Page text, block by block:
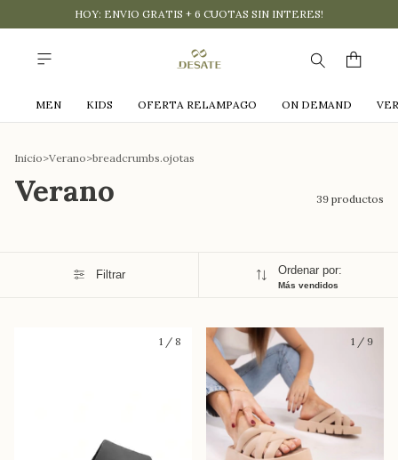
HOY: ENVIO GRATIS + 6 CUOTAS SIN INTERES!
MEN KIDS OFERTA RELAMPAGO ON DEMAND
Inicio>Verano>breadcrumbs.ojotas
Verano 39 productos
Filtrar Ordenar por:
Más vendidos
1 / 8 1 / 9